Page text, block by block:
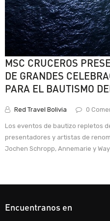
MSC CRUCEROS
DE GRANDES
PARA EL BAUTISMO
Red Travel Bolivia 0
Los eventos de bautizo repletos
presentadores y artistas de
Jochen Schropp, Annemarie y
Encuentranos en